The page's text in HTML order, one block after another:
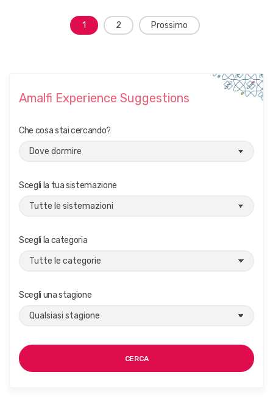
Navigazione
1 2 Prossimo
Amalfi Experience Suggestions
Che cosa stai cercando?
Scegli la tua sistemazione
Scegli la categoria
Scegli una stagione
CERCA